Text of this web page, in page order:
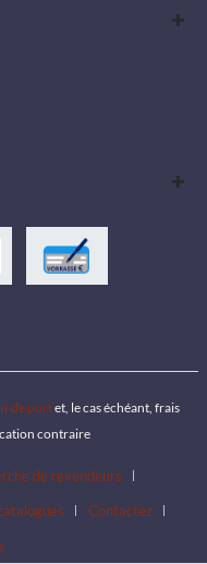
de portet, le cas échéant, frais
contraire
de revendeurs
Contactez